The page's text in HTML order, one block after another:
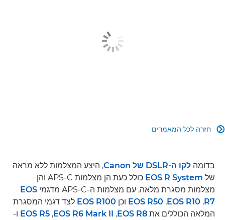
חזרה לכל המאמרים 
בדומה לקו ה-DSLR של Canon
, היצע המצלמות ללא מראה
של EOS R System
כולל כעת הן מצלמות APS-C והן
מצלמות מסגרת מלאה, עם מצלמות ה-APS-C‏ מדגמי
EOS
R7
‏,
EOS R10
‏,
EOS R50 וכן EOS R100 לצד דגמי המסגרת
המלאה הכוללים את EOS R8‏
,
EOS R6 Mark II‏
,
EOS R5 ו-